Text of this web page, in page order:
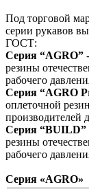
Под торговой
серии рукавов
ГОСТ:
Серия “AGRO”
резины
рабочего
Серия “AGRO
оплеточной
производителей
Серия “BUILD”
резины
рабочего
Серия «AGRO»